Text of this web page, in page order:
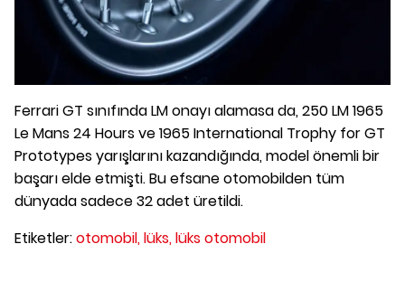
Ferrari GT sınıfında LM onayı alamasa da, 250 LM 1965
Le Mans 24 Hours ve 1965 International Trophy for GT
Prototypes yarışlarını kazandığında, model önemli bir
başarı elde etmişti. Bu efsane otomobilden tüm
dünyada sadece 32 adet üretildi.
Etiketler:otomobil,lüks,lüks otomobil